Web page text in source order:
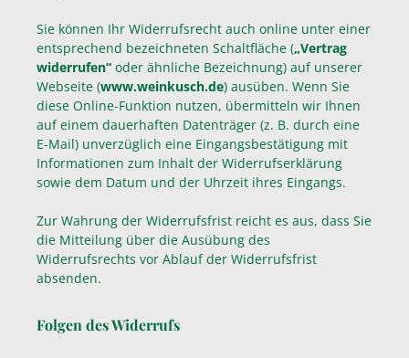
Sie können Ihr Widerrufsrecht auch online unter einer
entsprechend bezeichneten Schaltfläche („Vertrag
widerrufen“ oder ähnliche Bezeichnung) auf unserer
Webseite (www.weinkusch.de) ausüben. Wenn Sie
diese Online-Funktion nutzen, übermitteln wir Ihnen
auf einem dauerhaften Datenträger (z. B. durch eine
E-Mail) unverzüglich eine Eingangsbestätigung mit
Informationen zum Inhalt der Widerrufserklärung
sowie dem Datum und der Uhrzeit ihres Eingangs.
Zur Wahrung der Widerrufsfrist reicht es aus, dass Sie
die Mitteilung über die Ausübung des
Widerrufsrechts vor Ablauf der Widerrufsfrist
absenden.
Folgen des Widerrufs